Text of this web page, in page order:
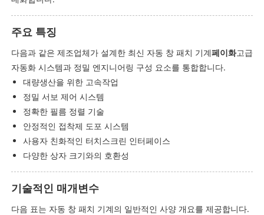
주요 특징
다음과 같은 제조업체가 설계한 최신 자동 창 패치 기계페이화고급
자동화 시스템과 정밀 엔지니어링 구성 요소를 통합합니다.
대량생산을 위한 고속작업
정밀 서보 제어 시스템
정확한 필름 정렬 기술
안정적인 접착제 도포 시스템
사용자 친화적인 터치스크린 인터페이스
다양한 상자 크기와의 호환성
기술적인 매개변수
다음 표는 자동 창 패치 기계의 일반적인 사양 개요를 제공합니다.